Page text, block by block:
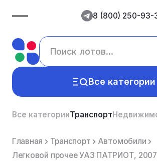
8 (800) 250-93-
Все категории
Все категорииТранспорт
Главная Транспорт
Автомобили